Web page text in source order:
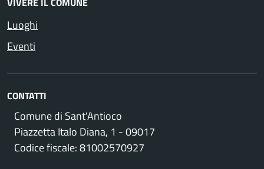
Luoghi
Eventi
CONTATTI
Comune di Sant'Antioco
Piazzetta Italo Diana, 1 - 09017
Codice fiscale: 81002570927